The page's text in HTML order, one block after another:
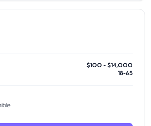
$100 - $14,000
18-65